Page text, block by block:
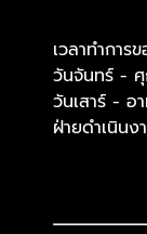
เวลาทำการ
วันจันทร์ -
วันเสาร์ -
ฝ่ายดำเนิน